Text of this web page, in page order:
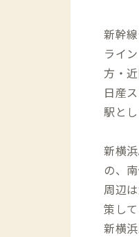
新幹
ライ
方・
日産
駅と
新横
の、
周辺
策し
新横